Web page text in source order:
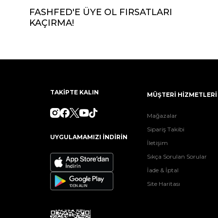
FASHFED'E ÜYE OL FIRSATLARI
KAÇIRMA!
TAKİPTE KALIN
UYGULAMAMIZI İNDİRİN
MÜŞTERİ HİZMETLERİ
Mağazalar
Sipariş Takibi
İletişim
Sıkça Sorulan Sorular
İade & İptal
Site Haritası